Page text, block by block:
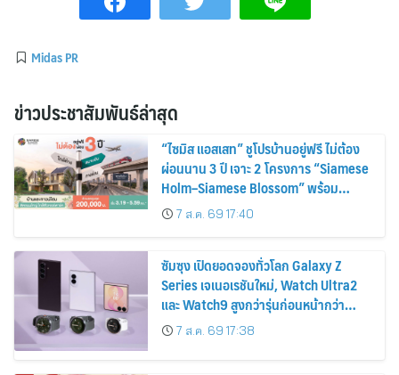
Midas PR
ข่าวประชาสัมพันธ์ล่าสุด
“ไซมิส แอสเสท” ชูโปรบ้านอยู่ฟรี ไม่ต้อง
ผ่อนนาน 3 ปี เจาะ 2 โครงการ “Siamese
Holm–Siamese Blossom” พร้อม
ส่วนลดและสิทธิพิเศษถึง 31 สิงหาคม
2569
7 ส.ค. 69 17:40
ซัมซุง เปิดยอดจองทั่วโลก Galaxy Z
Series เจเนอเรชันใหม่, Watch Ultra2
และ Watch9 สูงกว่ารุ่นก่อนหน้ากว่า
30%7 ส.ค. 69 17:38